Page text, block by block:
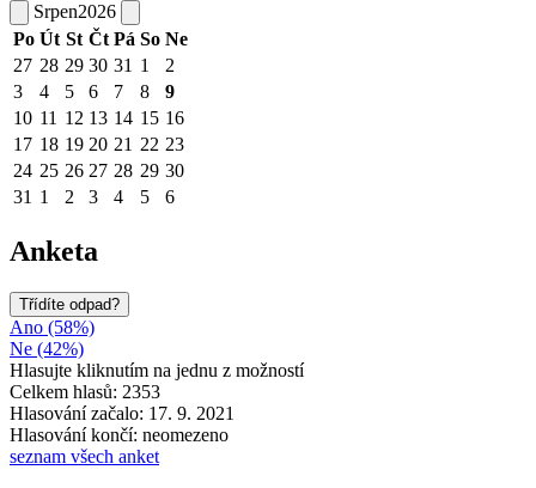
Srpen2026
Po Út St Čt Pá So Ne
27 28 29 30 31 1
2
3
4 5 6 7 8
9
10 11 12 13 14 15 16
17 18 19 20 21 22 23
24 25 26 27 28 29 30
31 1 2 3 4 5 6
Anketa
Třídíte odpad?
Ano (58%)
Ne (42%)
Hlasujte kliknutím na jednu z možností
Celkem hlasů: 2353
Hlasování začalo: 17. 9. 2021
Hlasování končí: neomezeno
seznam všech anket